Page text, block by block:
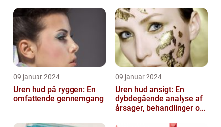
almindelige hu...
09 januar 2024
Uren hud på ryggen: En
omfattende gennemgang
09 januar 2024
Uren hud ansigt: En
dybdegående analyse af
årsager, behandlinger og